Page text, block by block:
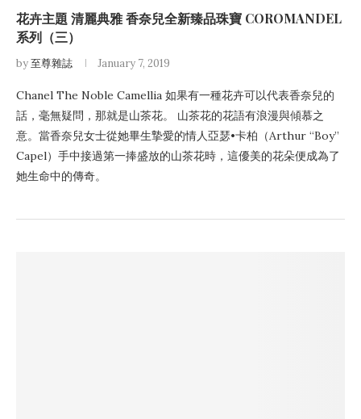
花卉主題 清麗典雅 香奈兒全新臻品珠寶 COROMANDEL
系列（三）
by至尊雜誌 January 7, 2019
Chanel The Noble Camellia 如果有一種花卉可以代表香奈兒的
話，毫無疑問，那就是山茶花。 山茶花的花語有浪漫與傾慕之
意。當香奈兒女士從她畢生摯愛的情人亞瑟•卡柏（Arthur “Boy”
Capel）手中接過第一捧盛放的山茶花時，這優美的花朵便成為了
她生命中的傳奇。